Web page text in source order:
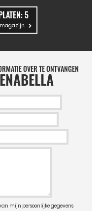
5
OVER TE ONTVANGEN
mijn persoonlijke gegevens